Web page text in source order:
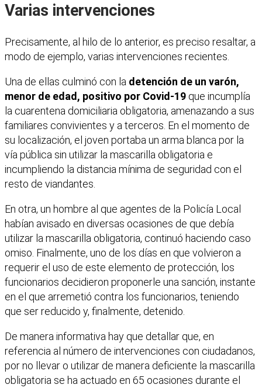
Varias intervenciones
Precisamente, al hilo de lo anterior, es preciso resaltar, a
modo de ejemplo, varias intervenciones recientes.
Una de ellas culminó con la detención de un varón,
menor de edad, positivo por Covid-19 que incumplía
la cuarentena domiciliaria obligatoria, amenazando a sus
familiares convivientes y a terceros. En el momento de
su localización, el joven portaba un arma blanca por la
vía pública sin utilizar la mascarilla obligatoria e
incumpliendo la distancia mínima de seguridad con el
resto de viandantes.
En otra, un hombre al que agentes de la Policía Local
habían avisado en diversas ocasiones de que debía
utilizar la mascarilla obligatoria, continuó haciendo caso
omiso. Finalmente, uno de los días en que volvieron a
requerir el uso de este elemento de protección, los
funcionarios decidieron proponerle una sanción, instante
en el que arremetió contra los funcionarios, teniendo
que ser reducido y, finalmente, detenido.
De manera informativa hay que detallar que, en
referencia al número de intervenciones con ciudadanos,
por no llevar o utilizar de manera deficiente la mascarilla
obligatoria se ha actuado en 65 ocasiones durante el